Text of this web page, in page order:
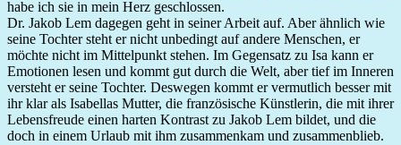
habe ich sie in mein Herz geschlossen.
Dr. Jakob Lem dagegen geht in seiner Arbeit auf. Aber ähnlich wie
seine Tochter steht er nicht unbedingt auf andere Menschen, er
möchte nicht im Mittelpunkt stehen. Im Gegensatz zu Isa kann er
Emotionen lesen und kommt gut durch die Welt, aber tief im Inneren
versteht er seine Tochter. Deswegen kommt er vermutlich besser mit
ihr klar als Isabellas Mutter, die französische Künstlerin, die mit ihrer
Lebensfreude einen harten Kontrast zu Jakob Lem bildet, und die
doch in einem Urlaub mit ihm zusammenkam und zusammenblieb.